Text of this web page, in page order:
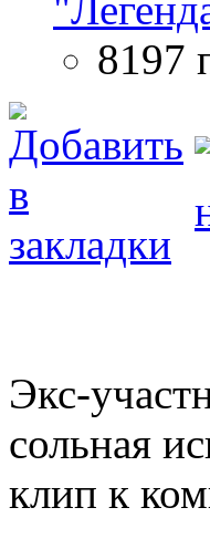
8197
Экс-
сольная
клип к